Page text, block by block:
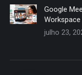
Google
julho 23,